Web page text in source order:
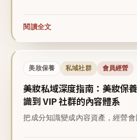
閱讀全文
美妝保養 私域社群 會員經營
美妝私域深度指南：美妝保
識到 VIP 社群的內容體系
把成分知識變成內容資產，經營會